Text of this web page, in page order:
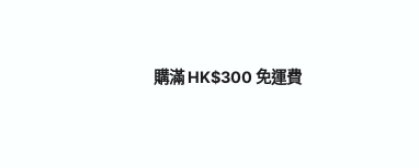
購滿 HK$300 免運費